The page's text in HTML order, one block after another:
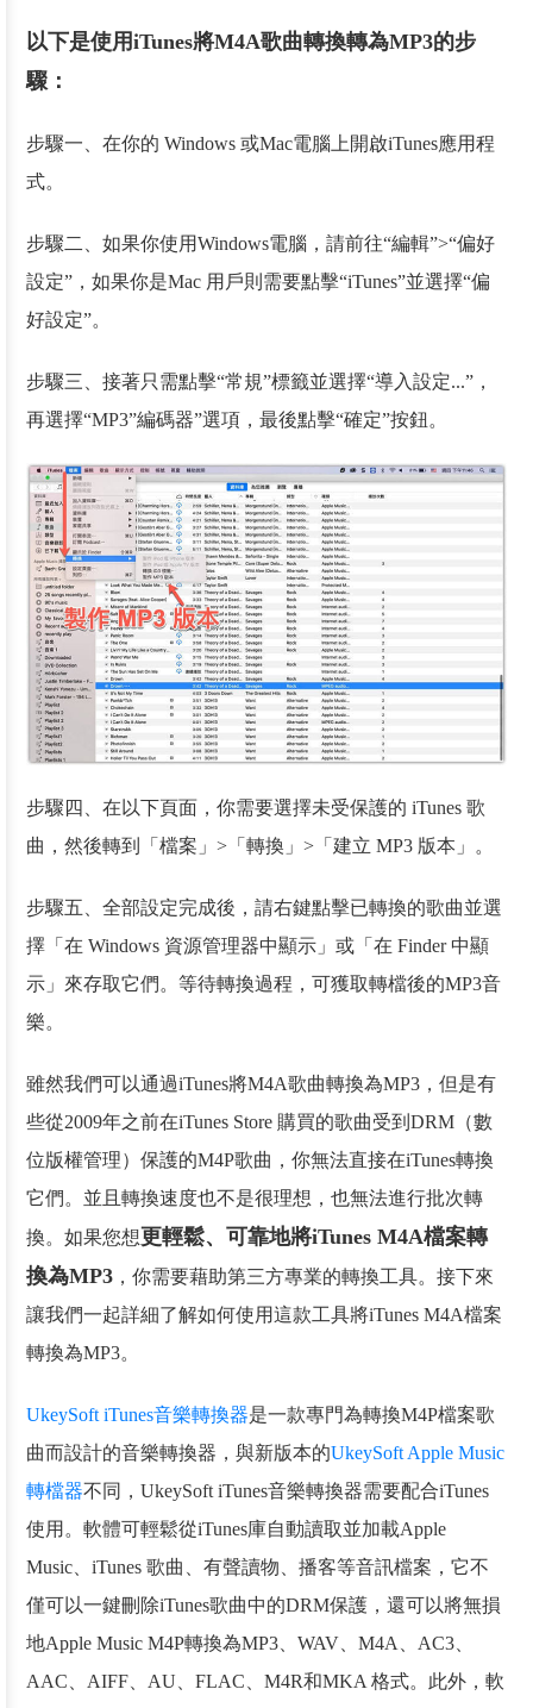
以下是使用iTunes將M4A歌曲轉換轉為MP3的步
驟：
步驟一、在你的 Windows 或Mac電腦上開啟iTunes應用程
式。
步驟二、如果你使用Windows電腦，請前往“編輯”>“偏好
設定”，如果你是Mac 用戶則需要點擊“iTunes”並選擇“偏
好設定”。
步驟三、接著只需點擊“常規”標籤並選擇“導入設定...”，
再選擇“MP3”編碼器”選項，最後點擊“確定”按鈕。
步驟四、在以下頁面，你需要選擇未受保護的 iTunes 歌
曲，然後轉到「檔案」>「轉換」>「建立 MP3 版本」。
步驟五、全部設定完成後，請右鍵點擊已轉換的歌曲並選
擇「在 Windows 資源管理器中顯示」或「在 Finder 中顯
示」來存取它們。等待轉換過程，可獲取轉檔後的MP3音
樂。
雖然我們可以通過iTunes將M4A歌曲轉換為MP3，但是有
些從2009年之前在iTunes Store 購買的歌曲受到DRM（數
位版權管理）保護的M4P歌曲，你無法直接在iTunes轉換
它們。並且轉換速度也不是很理想，也無法進行批次轉
換。如果您想更輕鬆、可靠地將iTunes M4A檔案轉
換為MP3 ，你需要藉助第三方專業的轉換工具。接下來
讓我們一起詳細了解如何使用這款工具將iTunes M4A檔案
轉換為MP3。
UkeySoft iTunes音樂轉換器是一款專門為轉換M4P檔案歌
曲而設計的音樂轉換器，與新版本的UkeySoft Apple Music
轉檔器不同，UkeySoft iTunes音樂轉換器需要配合iTunes
使用。軟體可輕鬆從iTunes庫自動讀取並加載Apple
Music、iTunes 歌曲、有聲讀物、播客等音訊檔案，它不
僅可以一鍵刪除iTunes歌曲中的DRM保護，還可以將無損
地Apple Music M4P轉換為MP3、WAV、M4A、AC3、
AAC、AIFF、AU、FLAC、M4R和MKA 格式。此外，軟